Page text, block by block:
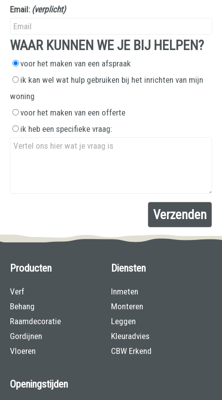
Email: (verplicht)
WAAR KUNNEN WE JE BIJ HELPEN?
voor het maken van een afspraak
ik kan wel wat hulp gebruiken bij het inrichten van mijn
woning
voor het maken van een offerte
ik heb een specifieke vraag:
Producten
Verf
Behang
Raamdecoratie
Gordijnen
Vloeren
Diensten
Inmeten
Monteren
Leggen
Kleuradvies
CBW Erkend
Openingstijden